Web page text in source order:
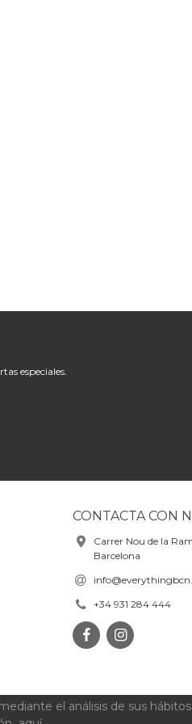
especiales.
CONTACTA CON
Carrer Nou de la
Barcelona
+34 931 284 444
el análisis de sus